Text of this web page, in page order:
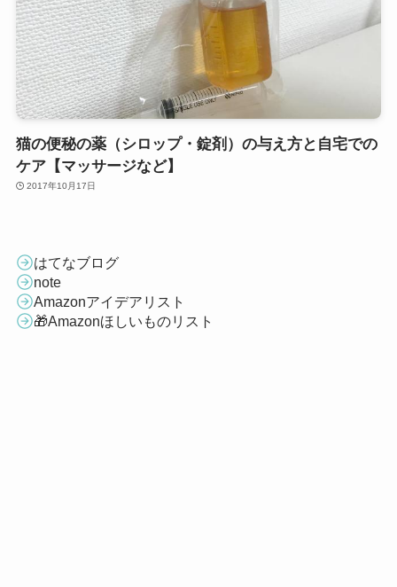
猫の便秘の薬（シロップ・錠剤）の与え方と自宅での
ケア【マッサージなど】
2017年10月17日
はてなブログ
note
Amazonアイデアリスト
🎁Amazonほしいものリスト